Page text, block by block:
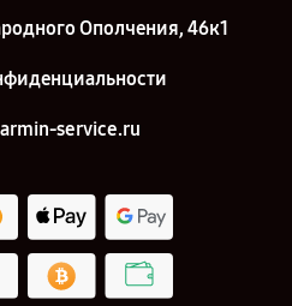
Ополчения, 46к1
service.ru